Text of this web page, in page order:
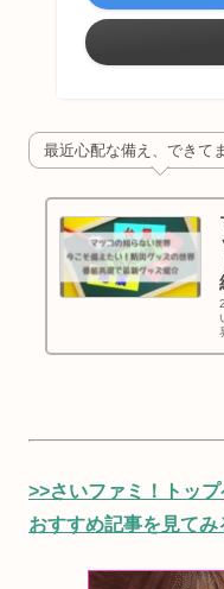
最近心配な備え、できて
>>さいファミ！トッ
おすすめ記事を見てみ